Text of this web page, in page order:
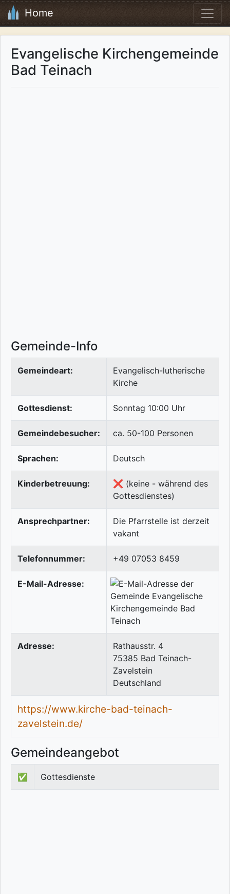
Home
Evangelische Kirchengemeinde
Bad Teinach
Gemeinde-Info
Gemeindeart:
Evangelisch-lutherische
Kirche
Gottesdienst: Sonntag 10:00 Uhr
Gemeindebesucher: ca. 50-100 Personen
Sprachen: Deutsch
Kinderbetreuung:
❌ (keine - während des
Gottesdienstes)
Ansprechpartner:
Die Pfarrstelle ist derzeit
vakant
Telefonnummer: +49 07053 8459
E-Mail-Adresse:
Adresse:
Rathausstr. 4
75385 Bad Teinach-
Zavelstein
Deutschland
https://www.kirche-bad-teinach-
zavelstein.de/
Gemeindeangebot
✅ Gottesdienste